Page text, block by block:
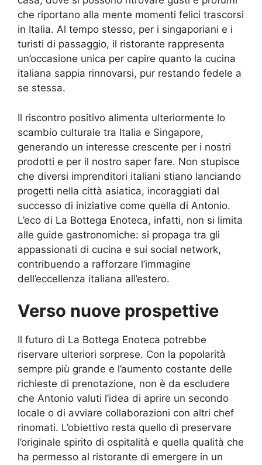
che riportano alla mente momenti felici trascorsi
in Italia. Al tempo stesso, per i singaporiani e i
turisti di passaggio, il ristorante rappresenta
un’occasione unica per capire quanto la cucina
italiana sappia rinnovarsi, pur restando fedele a
se stessa.
Il riscontro positivo alimenta ulteriormente lo
scambio culturale tra Italia e Singapore,
generando un interesse crescente per i nostri
prodotti e per il nostro saper fare. Non stupisce
che diversi imprenditori italiani stiano lanciando
progetti nella città asiatica, incoraggiati dal
successo di iniziative come quella di Antonio.
L’eco di La Bottega Enoteca, infatti, non si limita
alle guide gastronomiche: si propaga tra gli
appassionati di cucina e sui social network,
contribuendo a rafforzare l’immagine
dell’eccellenza italiana all’estero.
Verso nuove prospettive
Il futuro di La Bottega Enoteca potrebbe
riservare ulteriori sorprese. Con la popolarità
sempre più grande e l’aumento costante delle
richieste di prenotazione, non è da escludere
che Antonio valuti l’idea di aprire un secondo
locale o di avviare collaborazioni con altri chef
rinomati. L’obiettivo resta quello di preservare
l’originale spirito di ospitalità e quella qualità che
ha permesso al ristorante di emergere in un